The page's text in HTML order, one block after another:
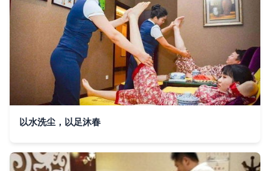
以水洗尘，以足沐春